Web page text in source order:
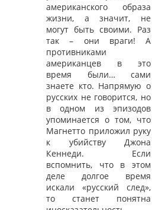
американского образа
жизни, а значит, не
могут быть своими. Раз
так – они враги! А
противниками
американцев в это
время были… сами
знаете кто. Напрямую о
русских не говорится, но
в одном из эпизодов
упоминается о том, что
Магнетто приложил руку
к убийству Джона
Кеннеди. Если
вспомнить, что в этом
деле долгое время
искали «русский след»,
то станет понятна